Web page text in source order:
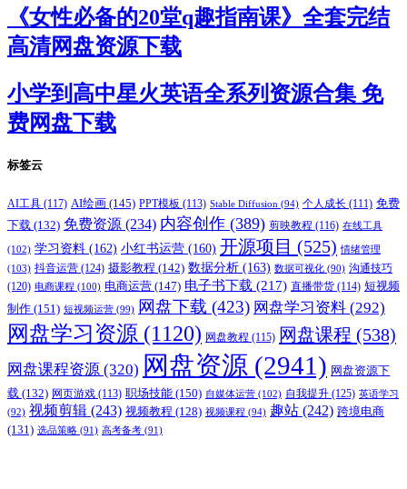
《女性必备的20堂q趣指南课》全套完结
高清网盘资源下载
小学到高中星火英语全系列资源合集 免
费网盘下载
标签云
AI工具 (117) AI绘画 (145) PPT模板 (113) Stable Diffusion (94) 个人成长 (111) 免费
下载 (132) 免费资源 (234) 内容创作 (389) 剪映教程 (116) 在线工具
(102) 学习资料 (162) 小红书运营 (160) 开源项目 (525) 情绪管理
(103) 抖音运营 (124) 摄影教程 (142) 数据分析 (163) 数据可视化 (90) 沟通技巧
(120) 电商课程 (100) 电商运营 (147) 电子书下载 (217) 直播带货 (114) 短视频
制作 (151) 短视频运营 (99) 网盘下载 (423) 网盘学习资料 (292)
网盘学习资源 (1120) 网盘教程 (115) 网盘课程 (538)
网盘课程资源 (320) 网盘资源 (2941) 网盘资源下
载 (132) 网页游戏 (113) 职场技能 (150) 自媒体运营 (102) 自我提升 (125) 英语学习
(92) 视频剪辑 (243) 视频教程 (128) 视频课程 (94) 趣站 (242) 跨境电商
(131) 选品策略 (91) 高考备考 (91)